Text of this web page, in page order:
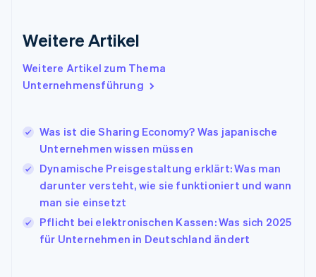
Weitere Artikel
Weitere Artikel zum Thema
Unternehmensführung
Was ist die Sharing Economy? Was japanische
Unternehmen wissen müssen
Dynamische Preisgestaltung erklärt: Was man
darunter versteht, wie sie funktioniert und wann
man sie einsetzt
Pflicht bei elektronischen Kassen: Was sich 2025
für Unternehmen in Deutschland ändert
English
English
Italien
日本語 English
English Français
Kroatien
EnglishItaliano
Lettland
Liechtenstein
DeutschEnglish